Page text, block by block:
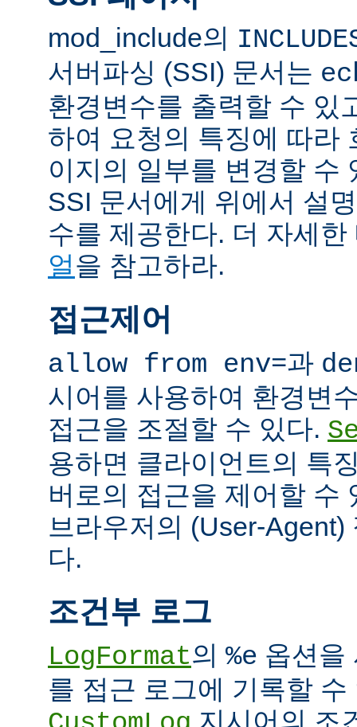
mod_include의
서버파싱 (SSI) 문서는
환경변수를 출력할 수 있
하여 요청의 특징에 따라
이지의 일부를 변경할 수
SSI 문서에게 위에서 설
수를 제공한다. 더 자세
얼을 참고하라.
접근제어
allow from env=과
시어를 사용하여 환경변
접근을 조절할 수 있다.
용하면 클라이언트의 특
버로의 접근을 제어할 수
브라우저의 (User-
다.
조건부 로그
LogFormat의 %e 옵션을
를 접근 로그에 기록할 수
지시어의 조